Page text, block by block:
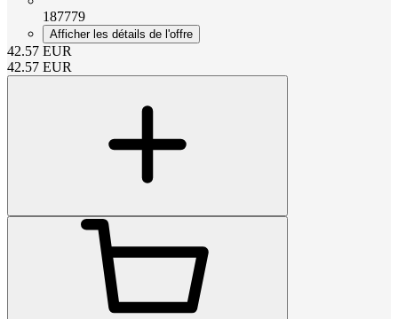
187779
Afficher les détails de l'offre
42.57 EUR
42.57 EUR